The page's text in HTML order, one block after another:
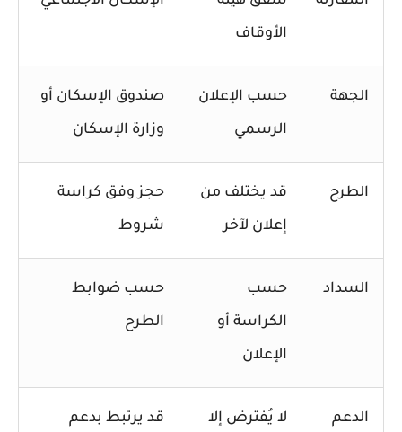
الأوقاف
الجهة حسب الإعلان
الرسمي
صندوق الإسكان أو
وزارة الإسكان
الطرح قد يختلف من
إعلان لآخر
حجز وفق كراسة
شروط
السداد حسب
الكراسة أو
الإعلان
حسب ضوابط
الطرح
الدعم لا يُفترض إلا قد يرتبط بدعم